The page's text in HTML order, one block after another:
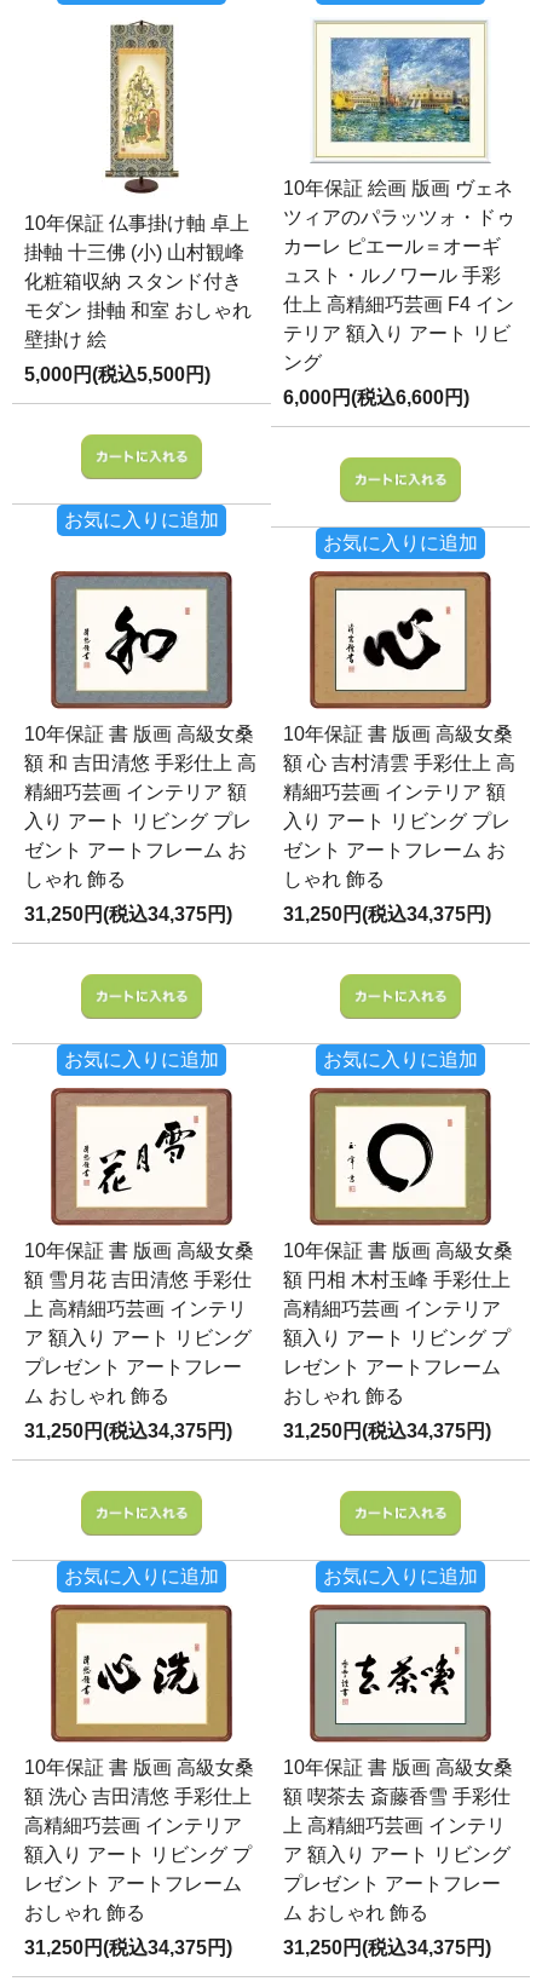
10年保証 仏事掛け軸 卓上
掛軸 十三佛 (小) 山村観峰
化粧箱収納 スタンド付き
モダン 掛軸 和室 おしゃれ
壁掛け 絵
5,000円(税込5,500円)
お気に入りに追加
10年保証 絵画 版画 ヴェネ
ツィアのパラッツォ・ドゥ
カーレ ピエール＝オーギ
ュスト・ルノワール 手彩
仕上 高精細巧芸画 F4 イン
テリア 額入り アート リビ
ング
6,000円(税込6,600円)
お気に入りに追加
10年保証 書 版画 高級女桑
額 和 吉田清悠 手彩仕上 高
精細巧芸画 インテリア 額
入り アート リビング プレ
ゼント アートフレーム お
しゃれ 飾る
31,250円(税込34,375円)
お気に入りに追加
10年保証 書 版画 高級女桑
額 心 吉村清雲 手彩仕上 高
精細巧芸画 インテリア 額
入り アート リビング プレ
ゼント アートフレーム お
しゃれ 飾る
31,250円(税込34,375円)
お気に入りに追加
10年保証 書 版画 高級女桑
額 雪月花 吉田清悠 手彩仕
上 高精細巧芸画 インテリ
ア 額入り アート リビング
プレゼント アートフレー
ム おしゃれ 飾る
31,250円(税込34,375円)
お気に入りに追加
10年保証 書 版画 高級女桑
額 円相 木村玉峰 手彩仕上
高精細巧芸画 インテリア
額入り アート リビング プ
レゼント アートフレーム
おしゃれ 飾る
31,250円(税込34,375円)
お気に入りに追加
10年保証 書 版画 高級女桑
額 洗心 吉田清悠 手彩仕上
高精細巧芸画 インテリア
額入り アート リビング プ
レゼント アートフレーム
おしゃれ 飾る
31,250円(税込34,375円)
10年保証 書 版画 高級女桑
額 喫茶去 斎藤香雪 手彩仕
上 高精細巧芸画 インテリ
ア 額入り アート リビング
プレゼント アートフレー
ム おしゃれ 飾る
31,250円(税込34,375円)